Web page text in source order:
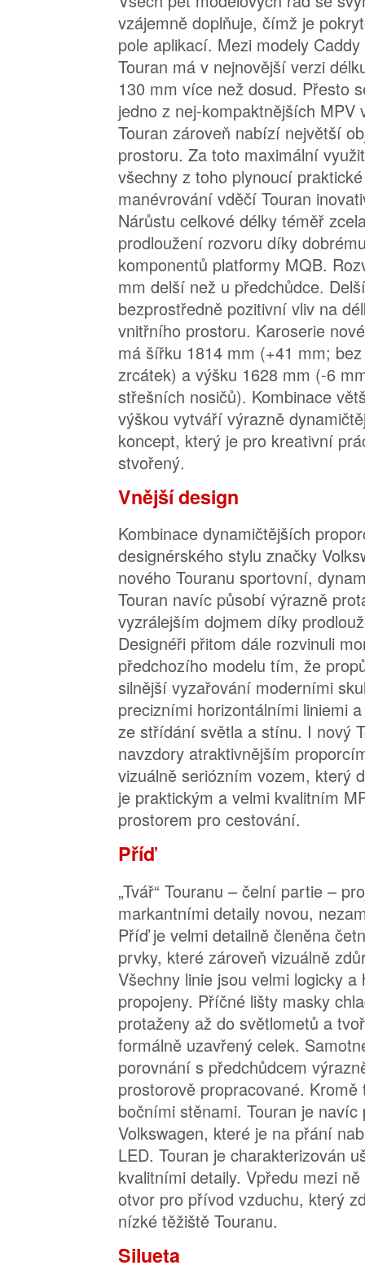
vzájemně doplňuje, čímž je
pole aplikací. Mezi modely
Touran má v nejnovější verzi
130 mm více než dosud. Přesto
jedno z nej-kompaktnějších MPV
Touran zároveň nabízí největší
prostoru. Za toto maximální
všechny z toho plynoucí
manévrování vděčí Touran
Nárůstu celkové délky téměř
prodloužení rozvoru díky
komponentů platformy MQB.
mm delší než u předchůdce.
bezprostředně pozitivní vliv na
vnitřního prostoru. Karoserie
má šířku 1814 mm (+41 mm;
zrcátek) a výšku 1628 mm (-6
střešních nosičů). Kombinace
výškou vytváří výrazně
koncept, který je pro kreativní
stvořený.
Vnější design
Kombinace dynamičtějších
designérského stylu značky
nového Touranu sportovní,
Touran navíc působí výrazně
vyzrálejším dojmem díky
Designéři přitom dále rozvinuli
předchozího modelu tím, že
silnější vyzařování moderními
precizními horizontálními liniemi
ze střídání světla a stínu. I nový
navzdory atraktivnějším
vizuálně seriózním vozem, který
je praktickým a velmi kvalitním
prostorem pro cestování.
Příď
„Tvář“ Touranu – čelní partie –
markantními detaily novou,
Příď je velmi detailně členěna
prvky, které zároveň vizuálně
Všechny linie jsou velmi logicky
propojeny. Příčné lišty masky
protaženy až do světlometů a
formálně uzavřený celek.
porovnání s předchůdcem
prostorově propracované.
bočními stěnami. Touran je
Volkswagen, které je na přání
LED. Touran je charakterizován
kvalitními detaily. Vpředu mezi
otvor pro přívod vzduchu, který
nízké těžiště Touranu.
Silueta